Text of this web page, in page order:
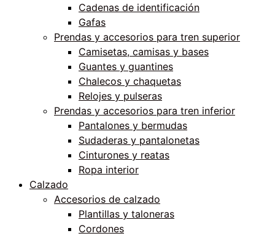
Cadenas de identificación
Gafas
Prendas y accesorios para tren superior
Camisetas, camisas y bases
Guantes y guantines
Chalecos y chaquetas
Relojes y pulseras
Prendas y accesorios para tren inferior
Pantalones y bermudas
Sudaderas y pantalonetas
Cinturones y reatas
Ropa interior
Calzado
Accesorios de calzado
Plantillas y taloneras
Cordones